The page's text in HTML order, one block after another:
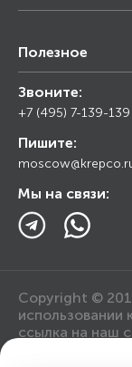
Снабжение
Торговым
Полезное
Калькулятор
Прайс лист
Ответы на вопросы
Блог
Звоните:
+7 (495) 7-139-139
Пишите:
Мы на связи:
Copyright ©
использовании
ссылка на наш